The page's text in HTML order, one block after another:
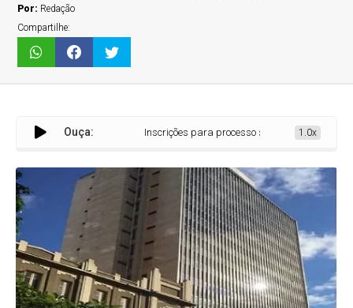
Por: Redação
Compartilhe:
Ouça: Inscrições para processo seletivo da MGS terminam
1.0x